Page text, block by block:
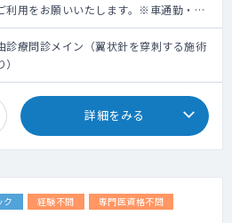
利用をお願いいたします。※車通勤・タ
ー利用要相談
診療問診メイン（翼状針を穿刺する施術
詳細をみる
ク 経験不問 専門医資格不問